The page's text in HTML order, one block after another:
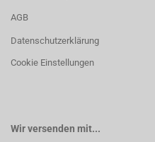
AGB
Datenschutzerklärung
Cookie Einstellungen
Wir versenden mit...